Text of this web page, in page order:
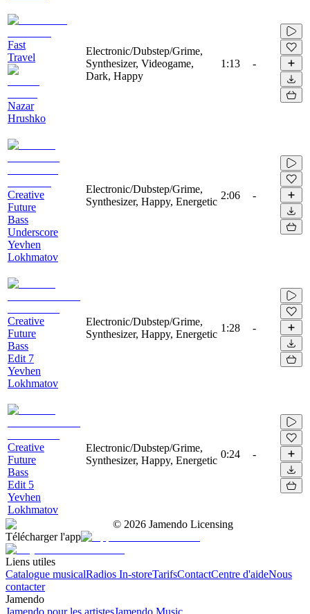
Fast
Travel
Nazar
Hrushko
Electronic/Dubstep/Grime,
Synthesizer, Videogame,
Dark, Happy
1:13 -
Creative
Future
Bass
Underscore
Yevhen
Lokhmatov
Electronic/Dubstep/Grime,
Synthesizer, Happy, Energetic
2:06 -
Creative
Future
Bass
Edit 7
Yevhen
Lokhmatov
Electronic/Dubstep/Grime,
Synthesizer, Happy, Energetic
1:28 -
Creative
Future
Bass
Edit 5
Yevhen
Lokhmatov
Electronic/Dubstep/Grime,
Synthesizer, Happy, Energetic
0:24 -
© 2026 Jamendo Licensing
Télécharger l'app
Liens utiles
Catalogue musicalRadios In-storeTarifsContactCentre d'aideNous
contacter
Jamendo
Jamendo pour les artistesJamendo Music